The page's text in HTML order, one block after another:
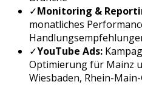
✓Monitoring &
monatliches
✓YouTube Ads:
Optimierung für Mainz
Wiesbaden, Rhein-